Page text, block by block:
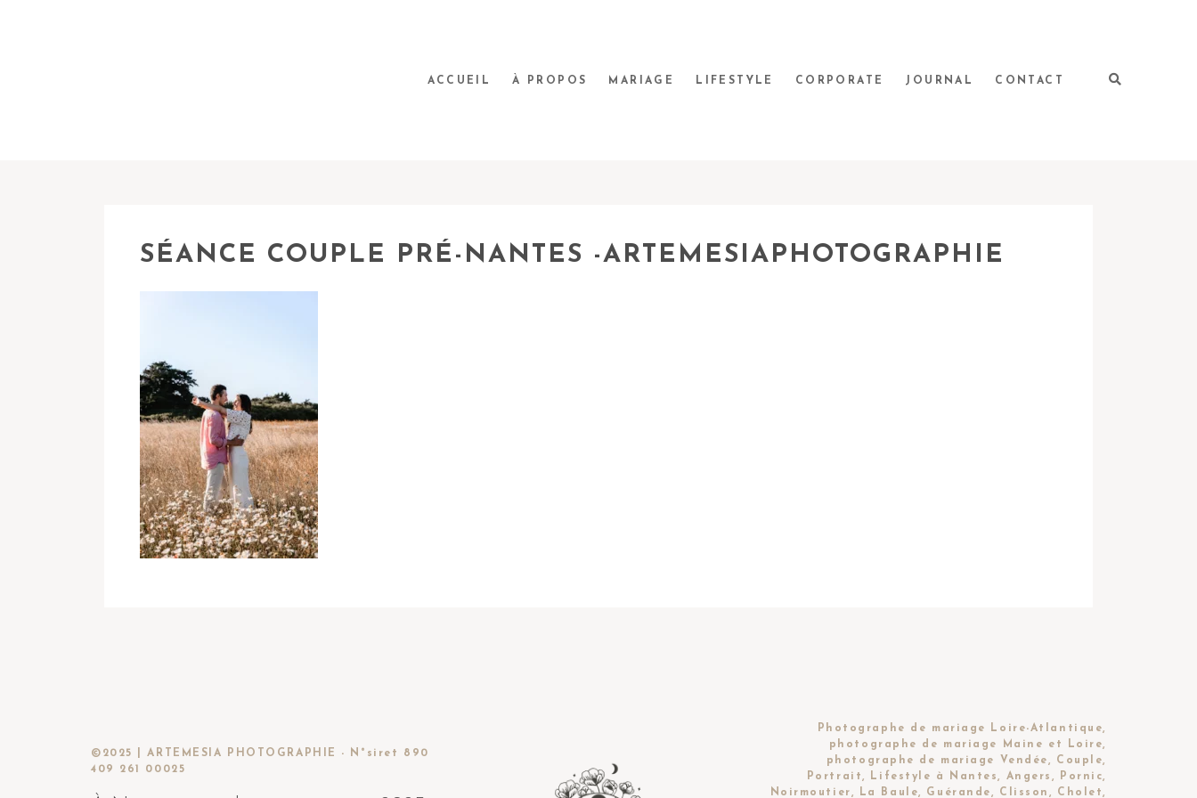
ACCUEIL À PROPOS MARIAGE LIFESTYLE CORPORATE JOURNAL CONTACT
SÉANCE COUPLE PRÉ-NANTES -ARTEMESIAPHOTOGRAPHIE
©2025 | ARTEMESIA PHOTOGRAPHIE - N°siret 890
409 261 00025
Photographe de mariage Loire-Atlantique,
photographe de mariage Maine et Loire,
photographe de mariage Vendée, Couple,
Portrait, Lifestyle à Nantes, Angers, Pornic,
Noirmoutier, La Baule, Guérande, Clisson, Cholet,